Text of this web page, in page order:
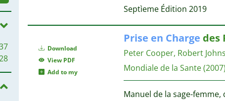
Septìeme Édition 2019
Download
View PDF
Add to my
Prise en Charge des
Peter Cooper, Robert
Mondiale de la Sante (2007)
Manuel de la sage-